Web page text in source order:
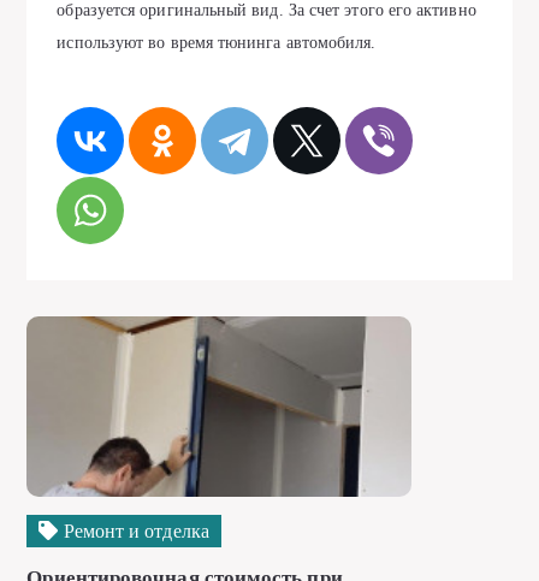
образуется оригинальный вид. За счет этого его активно
используют во время тюнинга автомобиля.
Ремонт и отделка